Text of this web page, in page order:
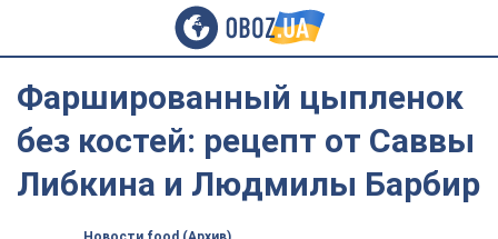
Фаршированный цыпленок
без костей: рецепт от Саввы
Либкина и Людмилы Барбир